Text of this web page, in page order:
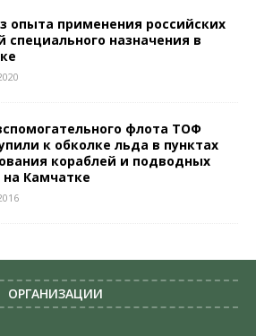
опыта применения российских
специального назначения в
флота ТОФ
к обколке льда в пунктах
кораблей и подводных
Камчатке
ОРГАНИЗАЦИИ